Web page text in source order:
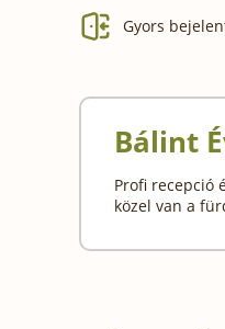
Gyors
Bálint
Profi recepció
közel van a